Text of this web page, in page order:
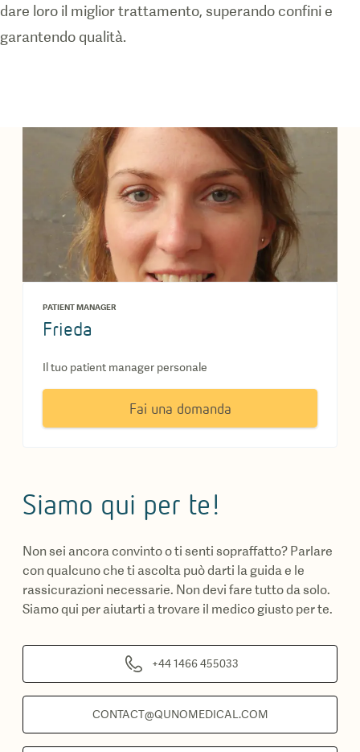
dare loro il miglior trattamento, superando confini e
garantendo qualità.
PATIENT MANAGER
Frieda
Il tuo patient manager personale
Fai una domanda
Siamo qui per te!
Non sei ancora convinto o ti senti sopraffatto? Parlare
con qualcuno che ti ascolta può darti la guida e le
rassicurazioni necessarie. Non devi fare tutto da solo.
Siamo qui per aiutarti a trovare il medico giusto per te.
+44 1466 455033
CONTACT@QUNOMEDICAL.COM